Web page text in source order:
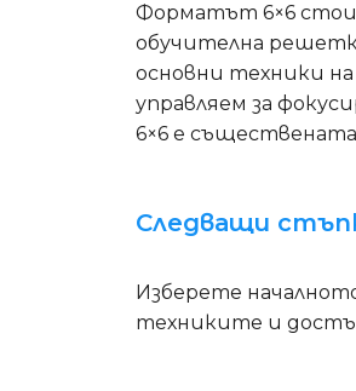
Форматът 6×6 стои
обучителна
основни техники
управляем за
6×6 е
Следващи
Изберете
техниките и